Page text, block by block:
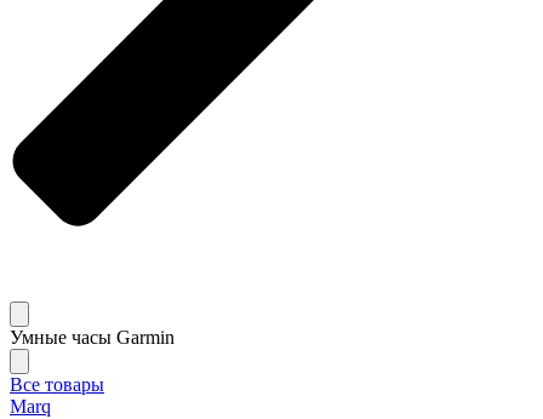
Умные часы Garmin
Все товары
Marq